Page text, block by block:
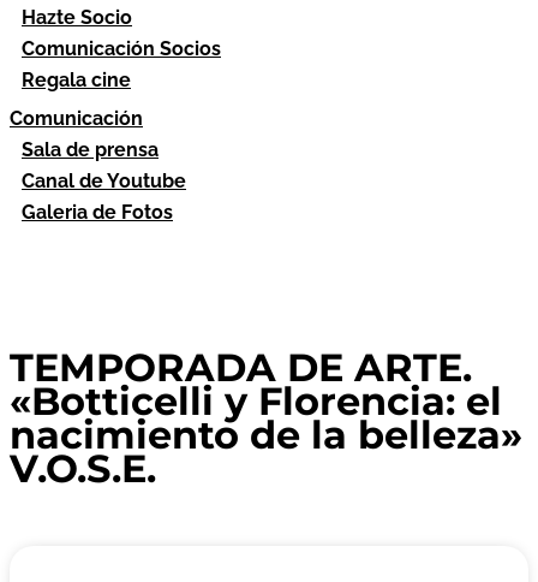
Hazte Socio
Comunicación Socios
Regala cine
Comunicación
Sala de prensa
Canal de Youtube
Galeria de Fotos
TEMPORADA DE ARTE.
«Botticelli y Florencia: el
nacimiento de la belleza»
V.O.S.E.